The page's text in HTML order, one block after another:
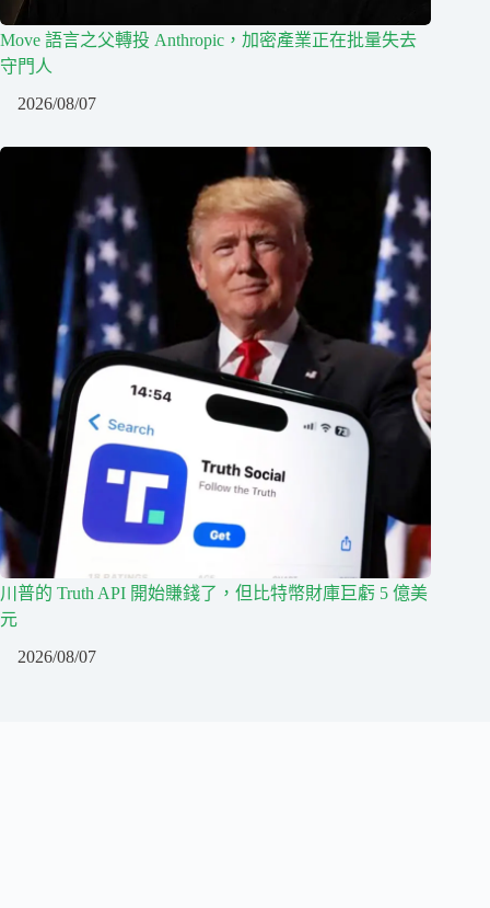
Move 語言之父轉投 Anthropic，加密產業正在批量失去
守門人
2026/08/07
川普的 Truth API 開始賺錢了，但比特幣財庫巨虧 5 億美
元
2026/08/07